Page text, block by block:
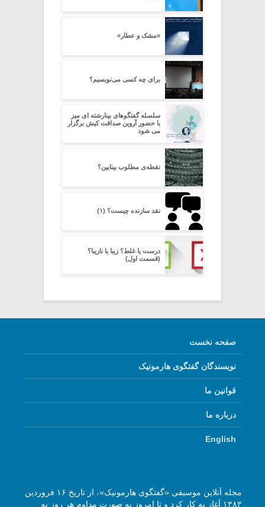
«مشک و عطار»
برای چه کسی می‌نویسیم؟
سلسله گفتگوهای بینارشته ای میز
با حضور آروین صداقت کیش برگزار
می شود
نقطه‌ی مطلوب بینابین؟
نقد سازنده چیست؟ (۱)
درست یا غلط؟ زیبا یا نازیبا؟
(قسمت اول)
صفحه نخست
نویسندگان گفتگوی هارمونیک
قوانین ما
درباره ما
English
مجله آنلاین موسیقی «گفتگوی هارمونیک»، از تاریخ ۱۶ فروردین
۱۳۸۳ آغاز به کار کرد و تا امروز به صورت مداوم هر روز به